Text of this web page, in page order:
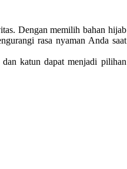
Dengan memilih bahan hijab
rasa nyaman Anda saat
katun dapat menjadi pilihan